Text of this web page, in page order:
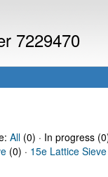
7229470
All(0) · In progress
(0) · 15e Lattice Sieve